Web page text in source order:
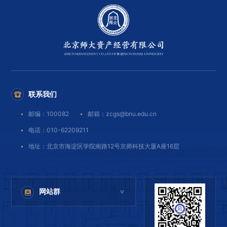
联系我们
邮编：100082 邮箱：zcgs@bnu.edu.cn
电话：010-62209211
地址：北京市海淀区学院南路12号京师科技大厦A座16层
>
网站群
北京师范大学